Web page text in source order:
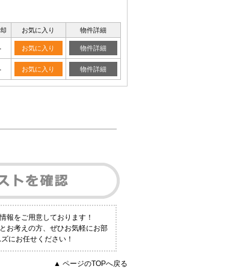
お気に入り 物件詳細
お気に入り 物件詳細
お気に入り 物件詳細
報をご用意しております！
お考えの方、ぜひお気軽にお部
にお任せください！
▲ ページのTOPへ戻る